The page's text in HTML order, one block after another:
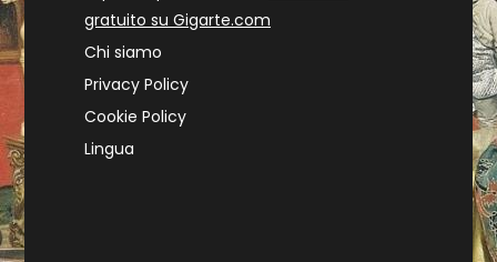
gratuito su Gigarte.com
Chi siamo
Privacy Policy
Cookie Policy
Lingua